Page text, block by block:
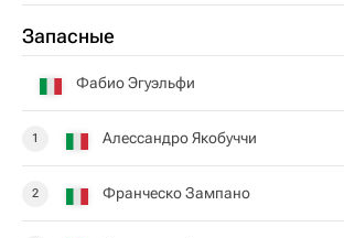
Запасные
Фабио Эгуэльфи
1 Алессандро Якобуччи
2 Франческо Зампано